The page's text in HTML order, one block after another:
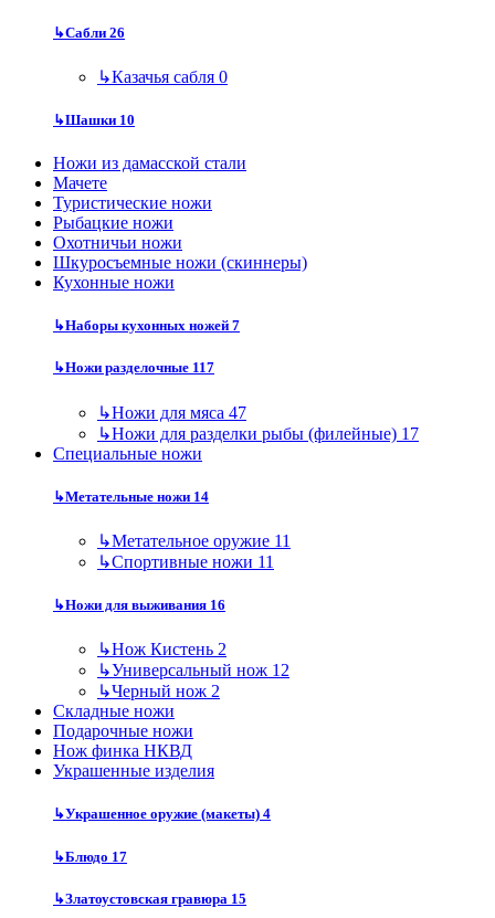
↳Сабли 26
↳Казачья сабля 0
↳Шашки 10
Ножи из дамасской стали
Мачете
Туристические ножи
Рыбацкие ножи
Охотничьи ножи
Шкуросъемные ножи (скиннеры)
Кухонные ножи
↳Наборы кухонных ножей 7
↳Ножи разделочные 117
↳Ножи для мяса 47
↳Ножи для разделки рыбы (филейные) 17
Специальные ножи
↳Метательные ножи 14
↳Метательное оружие 11
↳Спортивные ножи 11
↳Ножи для выживания 16
↳Нож Кистень 2
↳Универсальный нож 12
↳Черный нож 2
Складные ножи
Подарочные ножи
Нож финка НКВД
Украшенные изделия
↳Украшенное оружие (макеты) 4
↳Блюдо 17
↳Златоустовская гравюра 15